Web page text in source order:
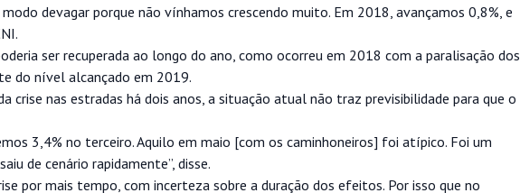
devagar porque não vínhamos crescendo muito. Em 2018, avançamos 0,8%, e
ser recuperada ao longo do ano, como ocorreu em 2018 com a paralisação dos
do nível alcançado em 2019.
nas estradas há dois anos, a situação atual não traz previsibilidade para que o
3,4% no terceiro. Aquilo em maio [com os caminhoneiros] foi atípico. Foi um
de cenário rapidamente”, disse.
por mais tempo, com incerteza sobre a duração dos efeitos. Por isso que no